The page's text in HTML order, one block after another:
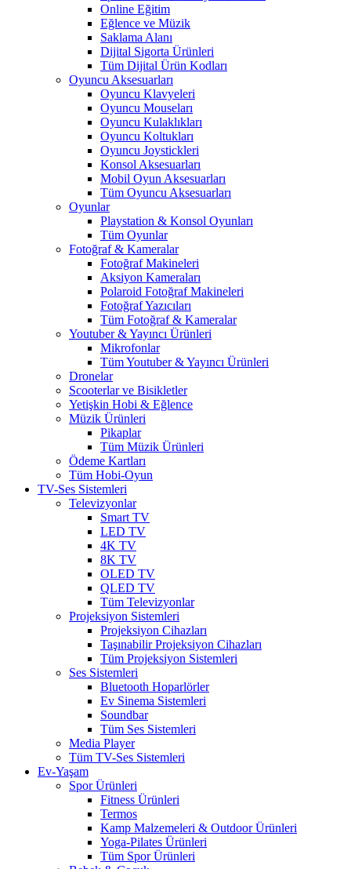
Online Eğitim
Eğlence ve Müzik
Saklama Alanı
Dijital Sigorta Ürünleri
Tüm Dijital Ürün Kodları
Oyuncu Aksesuarları
Oyuncu Klavyeleri
Oyuncu Mouseları
Oyuncu Kulaklıkları
Oyuncu Koltukları
Oyuncu Joystickleri
Konsol Aksesuarları
Mobil Oyun Aksesuarları
Tüm Oyuncu Aksesuarları
Oyunlar
Playstation & Konsol Oyunları
Tüm Oyunlar
Fotoğraf & Kameralar
Fotoğraf Makineleri
Aksiyon Kameraları
Polaroid Fotoğraf Makineleri
Fotoğraf Yazıcıları
Tüm Fotoğraf & Kameralar
Youtuber & Yayıncı Ürünleri
Mikrofonlar
Tüm Youtuber & Yayıncı Ürünleri
Dronelar
Scooterlar ve Bisikletler
Yetişkin Hobi & Eğlence
Müzik Ürünleri
Pikaplar
Tüm Müzik Ürünleri
Ödeme Kartları
Tüm Hobi-Oyun
TV-Ses Sistemleri
Televizyonlar
Smart TV
LED TV
4K TV
8K TV
OLED TV
QLED TV
Tüm Televizyonlar
Projeksiyon Sistemleri
Projeksiyon Cihazları
Taşınabilir Projeksiyon Cihazları
Tüm Projeksiyon Sistemleri
Ses Sistemleri
Bluetooth Hoparlörler
Ev Sinema Sistemleri
Soundbar
Tüm Ses Sistemleri
Media Player
Tüm TV-Ses Sistemleri
Ev-Yaşam
Spor Ürünleri
Fitness Ürünleri
Termos
Kamp Malzemeleri & Outdoor Ürünleri
Yoga-Pilates Ürünleri
Tüm Spor Ürünleri